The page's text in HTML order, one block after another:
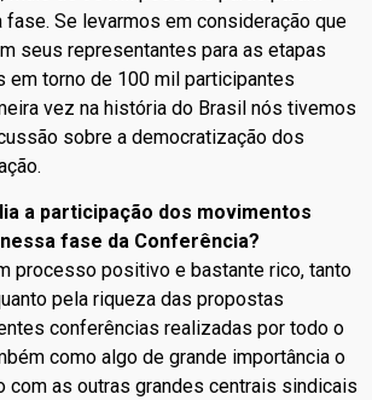
Se levarmos em consideração que
seus representantes para as etapas
em torno de 100 mil participantes
vez na história do Brasil nós tivemos
sobre a democratização dos
a participação dos movimentos
fase da Conferência?
processo positivo e bastante rico, tanto
pela riqueza das propostas
conferências realizadas por todo o
como algo de grande importância o
com as outras grandes centrais sindicais